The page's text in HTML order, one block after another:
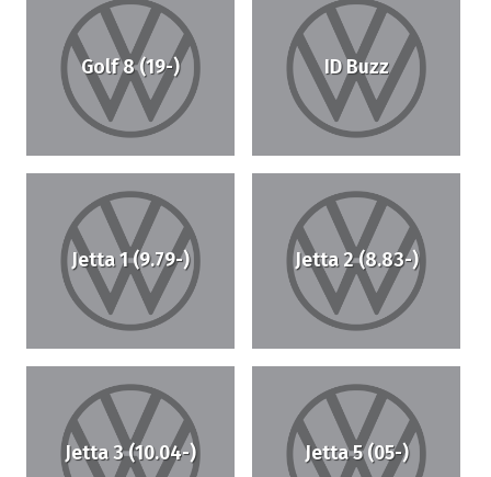
Golf 8 (19-) ID Buzz
Jetta 1 (9.79-) Jetta 2 (8.83-)
Jetta 3 (10.04-) Jetta 5 (05-)